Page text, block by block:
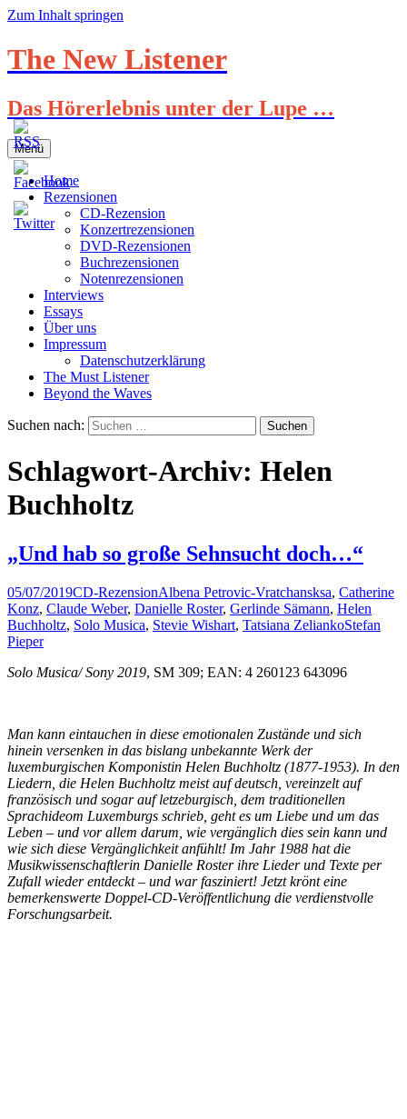
Zum Inhalt springen
The New Listener
Das Hörerlebnis unter der Lupe …
Menü
Home
Rezensionen
CD-Rezension
Konzertrezensionen
DVD-Rezensionen
Buchrezensionen
Notenrezensionen
Interviews
Essays
Über uns
Impressum
Datenschutzerklärung
The Must Listener
Beyond the Waves
Suchen nach:
Schlagwort-Archiv: Helen
Buchholtz
„Und hab so große Sehnsucht doch…“
05/07/2019CD-RezensionAlbena Petrovic-Vratchansksa, Catherine
Konz, Claude Weber, Danielle Roster, Gerlinde Sämann, Helen
Buchholtz, Solo Musica, Stevie Wishart, Tatsiana ZeliankoStefan
Pieper
Solo Musica/ Sony 2019, SM 309; EAN: 4 260123 643096
Man kann eintauchen in diese emotionalen Zustände und sich
hinein versenken in das bislang unbekannte Werk der
luxemburgischen Komponistin Helen Buchholtz (1877-1953). In den
Liedern, die Helen Buchholtz meist auf deutsch, vereinzelt auf
französisch und sogar auf letzeburgisch, dem traditionellen
Sprachideom Luxemburgs schrieb, geht es um Liebe und um das
Leben – und vor allem darum, wie vergänglich dies sein kann und
wie sich diese Vergänglichkeit anfühlt! Im Jahr 1988 hat die
Musikwissenschaftlerin Danielle Roster ihre Lieder und Texte per
Zufall wieder entdeckt – und war fasziniert! Jetzt krönt eine
bemerkenswerte Doppel-CD-Veröffentlichung die verdienstvolle
Forschungsarbeit.